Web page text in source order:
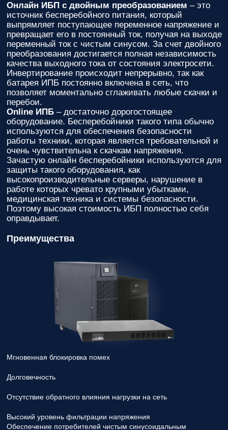
Онлайн ИБП с двойным преобразованием – это
источник бесперебойного питания, который
выпрямляет поступающее переменное напряжение и
превращает его в постоянный ток, получая на выходе
переменный ток с чистым синусом. За счет двойного
преобразования достигается полная независимость
качества выходного тока от состояния электросети.
Инвертирование происходит непрерывно, так как
батарея ИПБ постоянно включена в сеть, что
позволяет моментально сглаживать любые скачки и
перебои.
Online ИПБ – достаточно дорогостоящее
оборудование. Бесперебойники такого типа обычно
используются для обеспечения безопасности
работы техники, которая является требовательной и
очень чувствительна к скачкам напряжения.
Зачастую онлайн бесперебойники используются для
защиты такого оборудования, как
высокопроизводительные серверы, нарушение в
работе которых чревато крупными убытками,
медицинская техника и системы безопасности.
Поэтому высокая стоимость ИБП полностью себя
оправдывает.
Преимущества
Мгновенная блокировка помех
Долговечность
Отсутствие обратного влияния нагрузки на сеть
Высокий уровень фильтрации напряжения
Обеспечение потребителей чистым синусоидальным